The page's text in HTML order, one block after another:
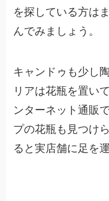
を探している方は
んでみましょう。
キャンドゥも少し
リアは花瓶を置い
ンターネット通販
プの花瓶も見つけ
ると実店舗に足を